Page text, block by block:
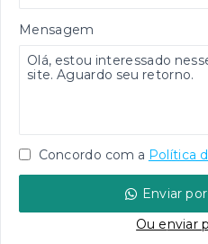
Mensagem
Concordo com a Política
Enviar
Ou enviar